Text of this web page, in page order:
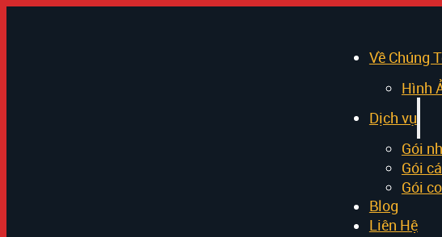
Về Chúng
Hình
Dịch vụ
Gói
Gói
Gói
Blog
Liên Hệ